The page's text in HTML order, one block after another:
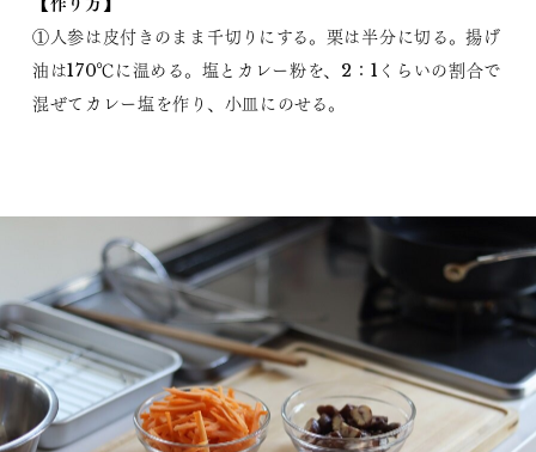
①人参は皮付きのまま千切りにする。栗は半分に切る。揚げ
油は170℃に温める。塩とカレー粉を、2：1くらいの割合で
混ぜてカレー塩を作り、小皿にのせる。